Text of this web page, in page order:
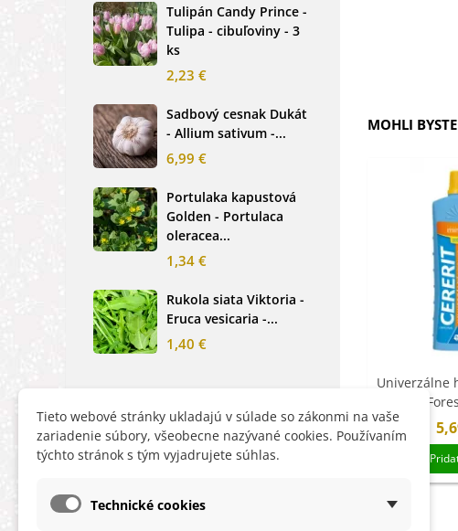
Tulipán Candy Prince -
Tulipa - cibuľoviny - 3
ks
2,23 €
Sadbový cesnak Dukát
- Allium sativum -...
6,99 €
Portulaka kapustová
Golden - Portulaca
oleracea...
1,34 €
Rukola siata Viktoria -
Eruca vesicaria -...
1,40 €
Frézia
cibuľoviny
Gloxínia
Sinningia -
modrá -
alpestris -...
MOHLI
Univerzálne
Ceretit -
Tieto webové stránky ukladajú v súlade so zákonmi na vaše
zariadenie súbory, všeobecne nazývané cookies. Používaním
týchto stránok s tým vyjadrujete súhlas.
Technické cookies